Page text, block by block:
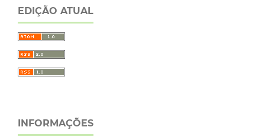
EDIÇÃO ATUAL
INFORMAÇÕES